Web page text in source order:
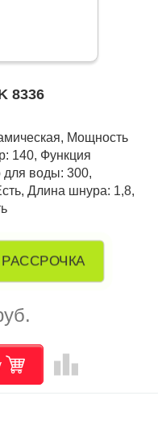
8336
Мощность
140, Функция
для воды: 300,
Длина шнура: 1,8,
РАССРОЧКА
leaderboard